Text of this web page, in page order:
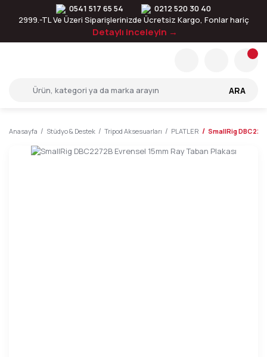
0541 517 65 54
0212 520 30 40
2999.-TL Ve Üzeri Siparişlerinizde Ücretsiz Kargo, Fonlar hariç
Detaylı inceleyin →
ARA
Anasayfa Stüdyo & Destek Tripod Aksesuarları PLATLER SmallRig